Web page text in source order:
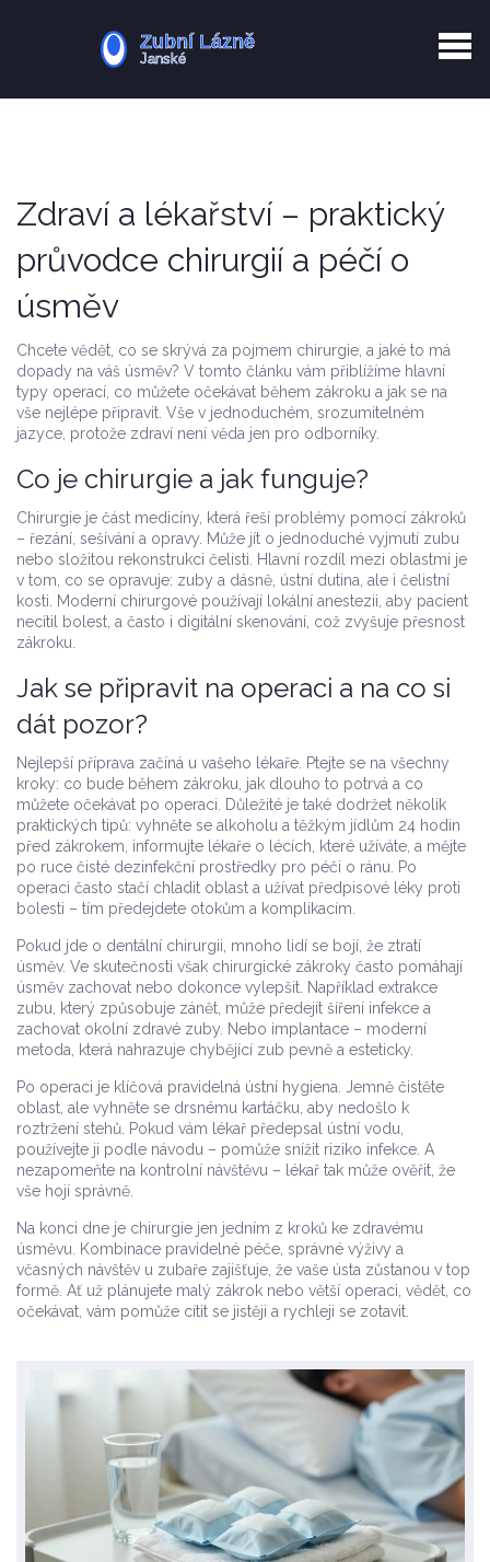
Zotavení po extrakci
Zdraví a lékařství – praktický
průvodce chirurgií a péčí o
úsměv
Chcete vědět, co se skrývá za pojmem chirurgie, a jaké to má
dopady na váš úsměv? V tomto článku vám přiblížíme hlavní
typy operací, co můžete očekávat během zákroku a jak se na
vše nejlépe připravit. Vše v jednoduchém, srozumitelném
jazyce, protože zdraví není věda jen pro odborníky.
Co je chirurgie a jak funguje?
Chirurgie je část medicíny, která řeší problémy pomocí zákroků
– řezání, sešívání a opravy. Může jít o jednoduché vyjmutí zubu
nebo složitou rekonstrukci čelisti. Hlavní rozdíl mezi oblastmi je
v tom, co se opravuje: zuby a dásně, ústní dutina, ale i čelistní
kosti. Moderní chirurgové používají lokální anestezii, aby pacient
necítil bolest, a často i digitální skenování, což zvyšuje přesnost
zákroku.
Jak se připravit na operaci a na co si
dát pozor?
Nejlepší příprava začíná u vašeho lékaře. Ptejte se na všechny
kroky: co bude během zákroku, jak dlouho to potrvá a co
můžete očekávat po operaci. Důležité je také dodržet několik
praktických tipů: vyhněte se alkoholu a těžkým jídlům 24 hodin
před zákrokem, informujte lékaře o lécích, které užíváte, a mějte
po ruce čisté dezinfekční prostředky pro péči o ránu. Po
operaci často stačí chladit oblast a užívat předpisové léky proti
bolesti – tím předejdete otokům a komplikacím.
Pokud jde o dentální chirurgii, mnoho lidí se bojí, že ztratí
úsměv. Ve skutečnosti však chirurgické zákroky často pomáhají
úsměv zachovat nebo dokonce vylepšit. Například extrakce
zubu, který způsobuje zánět, může předejít šíření infekce a
zachovat okolní zdravé zuby. Nebo implantace – moderní
metoda, která nahrazuje chybějící zub pevně a esteticky.
Po operaci je klíčová pravidelná ústní hygiena. Jemně čistěte
oblast, ale vyhněte se drsnému kartáčku, aby nedošlo k
roztržení stehů. Pokud vám lékař předepsal ústní vodu,
používejte ji podle návodu – pomůže snížit riziko infekce. A
nezapomeňte na kontrolní návštěvu – lékař tak může ověřit, že
vše hojí správně.
Na konci dne je chirurgie jen jedním z kroků ke zdravému
úsměvu. Kombinace pravidelné péče, správné výživy a
včasných návštěv u zubaře zajišťuje, že vaše ústa zůstanou v top
formě. Ať už plánujete malý zákrok nebo větší operaci, vědět, co
očekávat, vám pomůže cítit se jistěji a rychleji se zotavit.